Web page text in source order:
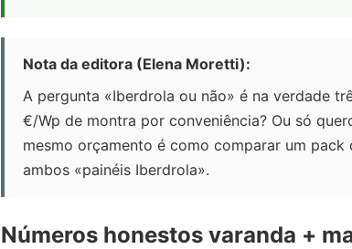
Nota da editora (Elena Moretti):
A pergunta «Iberdrola ou não» é na verdade
€/Wp de montra por conveniência? Ou só
mesmo orçamento é como comparar um
ambos «painéis Iberdrola».
Números honestos varanda +